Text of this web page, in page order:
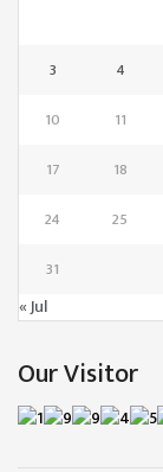
3
4
10
11
17
18
24
25
31
« Jul
Our Visitor